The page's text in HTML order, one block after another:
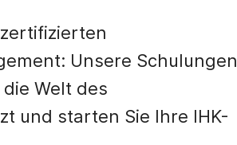
Unsere Schulungen
Welt des
und starten Sie Ihre IHK-